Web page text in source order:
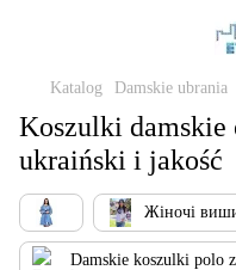
Katalog Damskie ubrania
Koszulki
ukraiński i jakość
Жіночі
Damskie koszulki polo